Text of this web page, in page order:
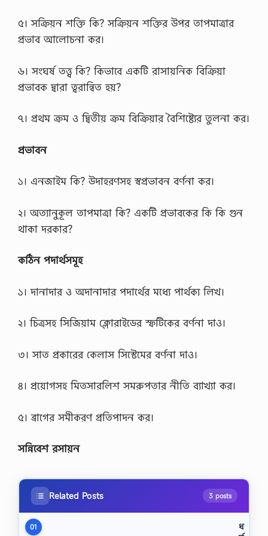
৫। সক্রিয়ন শক্তি কি? সক্রিয়ন শক্তির উপর তাপমাত্রার
প্রভাব আলোচনা কর।
৬। সংঘর্ষ তত্ত্ব কি? কিভাবে একটি রাসায়নিক বিক্রিয়া
প্রভাবক দ্বারা ত্বরান্বিত হয়?
৭। প্রথম ক্রম ও দ্বিতীয় ক্রম বিক্রিয়ার বৈশিষ্ট্যের তুলনা কর।
প্রভাবন
১। এনজাইম কি? উদাহরণসহ স্বপ্রভাবন বর্ণনা কর।
২। অত্যানুকূল তাপমাত্রা কি? একটি প্রভাবকের কি কি গুন
থাকা দরকার?
কঠিন পদার্থসমূহ
১। দানাদার ও অদানাদার পদার্থের মধ্যে পার্থক্য লিখ।
২। চিত্রসহ সিজিয়াম ক্লোরাইডের স্ফটিকের বর্ণনা দাও।
৩। সাত প্রকারের কেলাস সিস্টেমের বর্ণনা দাও।
৪। প্রয়োগসহ মিতসারলিশ সমরুপতার নীতি ব্যাখ্যা কর।
৫। ব্রাগের সমীকরণ প্রতিপাদন কর।
সন্নিবেশ রসায়ন
Related Posts 3 posts
01
ধ